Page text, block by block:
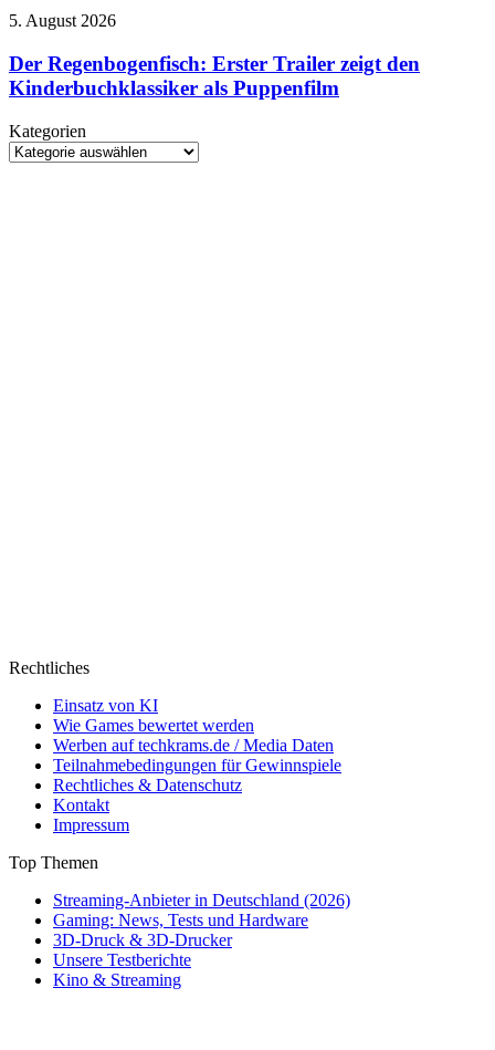
für
World
Space
Der
Erster
Trailer
zeigt
Kinderbuchklassiker
als
5. August 2026
Der Regenbogenfisch: Erster Trailer zeigt den
Kinderbuchklassiker als Puppenfilm
Kategorien
Kategorien
Rechtliches
Einsatz von KI
Wie Games bewertet werden
Werben auf techkrams.de / Media Daten
Teilnahmebedingungen für Gewinnspiele
Rechtliches & Datenschutz
Kontakt
Impressum
Top Themen
Streaming-Anbieter in Deutschland (2026)
Gaming: News, Tests und Hardware
3D-Druck & 3D-Drucker
Unsere Testberichte
Kino & Streaming